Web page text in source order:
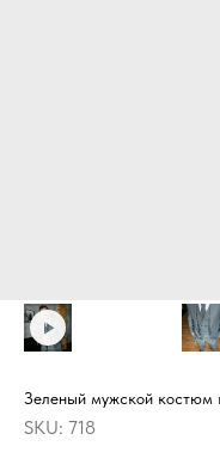
Зеленый мужской костюм
SKU: 718